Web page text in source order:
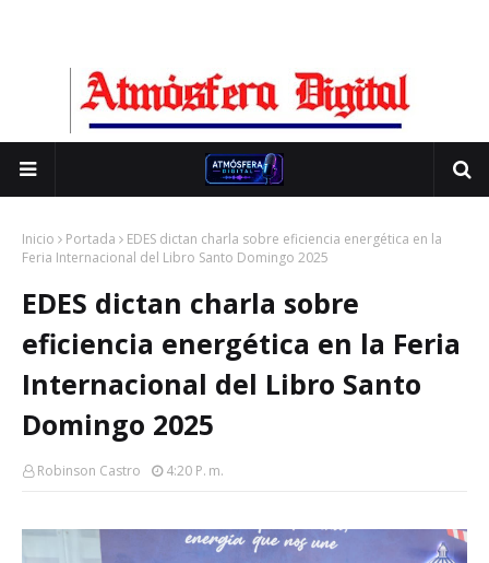
Inicio Portada
EDES dictan charla sobre eficiencia energética en la
Feria Internacional del Libro Santo Domingo 2025
EDES dictan charla sobre
eficiencia energética en la Feria
Internacional del Libro Santo
Domingo 2025
Robinson Castro 4:20 P. M.